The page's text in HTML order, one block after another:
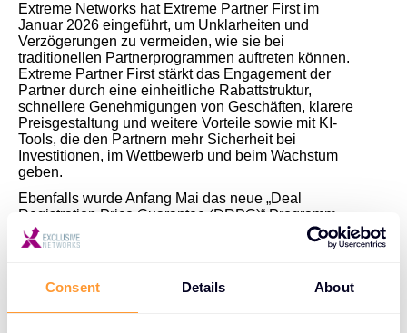
Consent Details About
Extreme Networks hat Extreme Partner First im
Januar 2026 eingeführt, um Unklarheiten und
Verzögerungen zu vermeiden, wie sie bei
traditionellen Partnerprogrammen auftreten können.
Extreme Partner First stärkt das Engagement der
Partner durch eine einheitliche Rabattstruktur,
schnellere Genehmigungen von Geschäften, klarere
Preisgestaltung und weitere Vorteile sowie mit KI-
Tools, die den Partnern mehr Sicherheit bei
Investitionen, im Wettbewerb und beim Wachstum
geben.
Ebenfalls wurde Anfang Mai das neue „Deal
Registration Price Guarantee (DRPG)“ Programm
eingeführt, welches Partner bis 01.11.2026 vor
Preisänderungen schützt. Es bietet Resellern ein
Durch die langfristige Preisabsicherung lassen sich
Projekte verlässlicher kalkulieren, Margen schützen
und Verkaufsprozesse deutlich stabiler gestalten.